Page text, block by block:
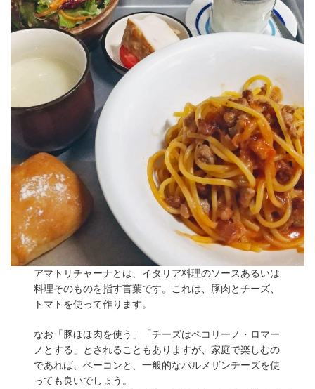
アマトリチャーナとは、イタリア料理のソースあるいは
料理そのものを指す言葉です。これは、豚肉とチーズ、
トマトを使って作ります。
なお「豚ほほ肉を使う」「チーズはペコリーノ・ロマー
ノとする」とされることもありますが、家庭で楽しむの
であれば、ベーコンと、一般的なパルメザンチーズを使
っても良いでしょう。